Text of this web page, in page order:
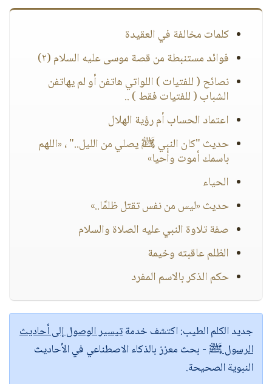
كلمات مخالفة في العقيدة
فوائد مستنبطة من قصة موسى عليه السلام (٢)
نصائح ( للفتيات ) اللواتي هاتفن أو لم يهاتفن
الشباب ( للفتيات فقط ) ..
اعتماد الحساب أم رؤية الهلال
حديث "كان النبي ﷺ يصلي من الليل.." ، «اللهم
باسمك أموت وأحيا»
الحياء
حديث «ليس من نفس تقتل ظلمًا..»
صفة تلاوة النبي عليه الصلاة والسلام
الظلم عاقبته وخيمة
حكم الذكر بالاسم المفرد
جديد الكلم الطيب:اكتشف خدمةتيسير الوصول إلى أحاديث
الرسول ﷺ - بحث معزز بالذكاء الاصطناعي في الأحاديث
النبوية الصحيحة.